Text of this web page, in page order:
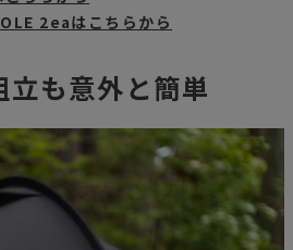
2eaはこちらから
も意外と簡単